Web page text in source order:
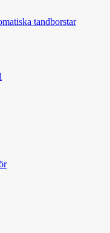
tandborstar